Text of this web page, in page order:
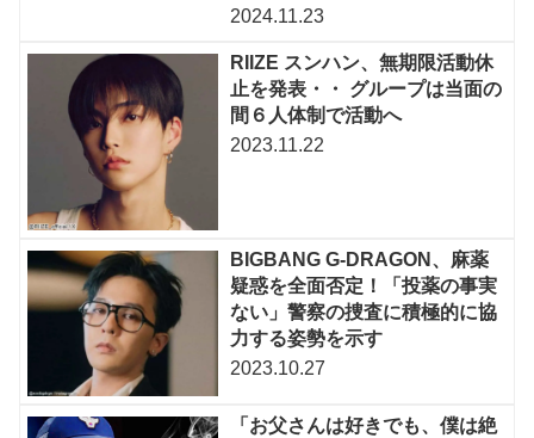
2024.11.23
RIIZE スンハン、無期限活動休
止を発表・・ グループは当面の
間６人体制で活動へ
2023.11.22
BIGBANG G-DRAGON、麻薬
疑惑を全面否定！「投薬の事実
ない」警察の捜査に積極的に協
力する姿勢を示す
2023.10.27
「お父さんは好きでも、僕は絶